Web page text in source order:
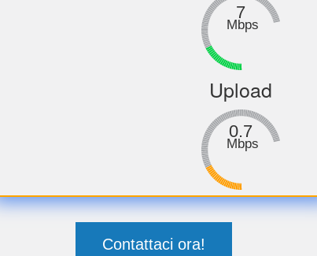
7
Mbps
0.7
Mbps
Upload
Contattaci ora!